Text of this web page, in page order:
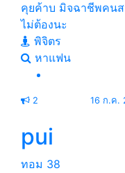
คุยค้าบ มิจฉาชีพคนส
ไม่ต้องนะ
พิจิตร
หาแฟน
2 16 ก.ค.
pui
ทอม 38